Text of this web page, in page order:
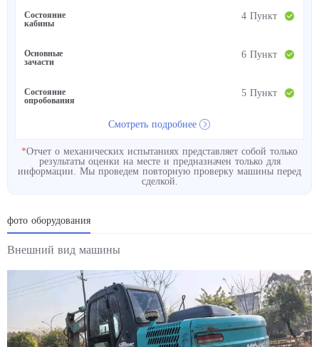
Состояние
кабины
4 Пункт
Основные
зачасти
6 Пункт
Состояние
опробования
5 Пункт
Смотреть подробнее
*Отчет о механических испытаниях представляет собой только
результаты оценки на месте и предназначен только для
информации. Мы проведем повторную проверку машины перед
сделкой.
фото оборудования
Внешний вид машины